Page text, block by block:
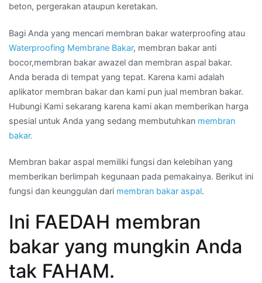
beton, pergerakan ataupun keretakan.
Bagi Anda yang mencari membran bakar waterproofing atau
Waterproofing Membrane Bakar, membran bakar anti
bocor,membran bakar awazel dan membran aspal bakar.
Anda berada di tempat yang tepat. Karena kami adalah
aplikator membran bakar dan kami pun jual membran bakar.
Hubungi Kami sekarang karena kami akan memberikan harga
spesial untuk Anda yang sedang membutuhkan membran
bakar.
Membran bakar aspal memiliki fungsi dan kelebihan yang
memberikan berlimpah kegunaan pada pemakainya. Berikut ini
fungsi dan keunggulan dari membran bakar aspal.
Ini FAEDAH membran
bakar yang mungkin Anda
tak FAHAM.